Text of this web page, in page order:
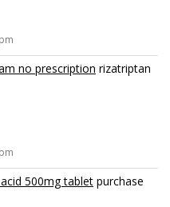
no prescription rizatriptan
500mg tablet purchase